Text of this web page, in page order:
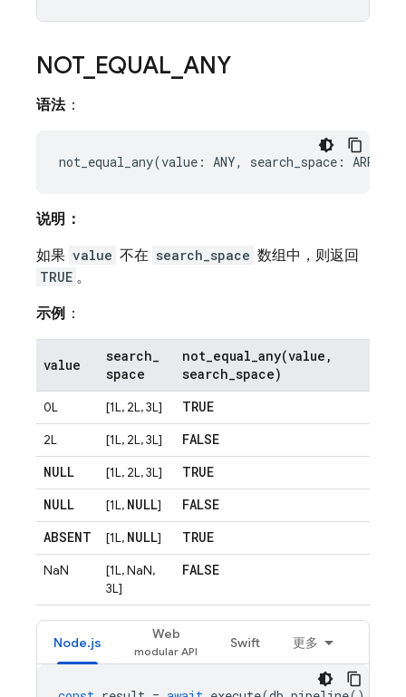
NOT_ EQUAL ANY
语法：
说明：
如果 value 不在 search_space 数组中，则返回
TRUE 。
示例 ：
value
search_
space
not_equal_any(value ,
search_space)
0L [1L, 2L, 3L] TRUE
2L [1L, 2L, 3L]
FALSE
NULL
[1L, 2L, 3L]
TRUE
NULL
[1L, NULL]
FALSE
ABSENT
[1L, NULL] TRUE
NaN
[1L, NaN,
3L]
FALSE
Node.js
Web
Swift 更多